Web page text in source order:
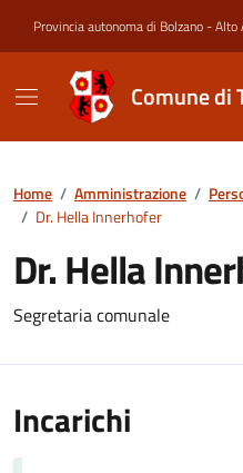
Provincia autonoma di Bolzano - Alto
Comune di
Home / Amministrazione /
/ Dr. Hella Innerhofer
Dr. Hella
Segretaria comunale
Incarichi